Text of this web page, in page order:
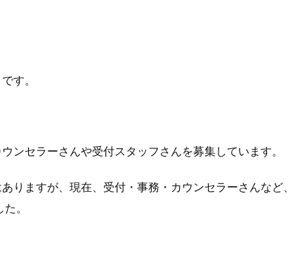
す。
ンセラーさんや受付スタッフさんを募集しています。
りますが、現在、受付・事務・カウンセラーさんなど、
。